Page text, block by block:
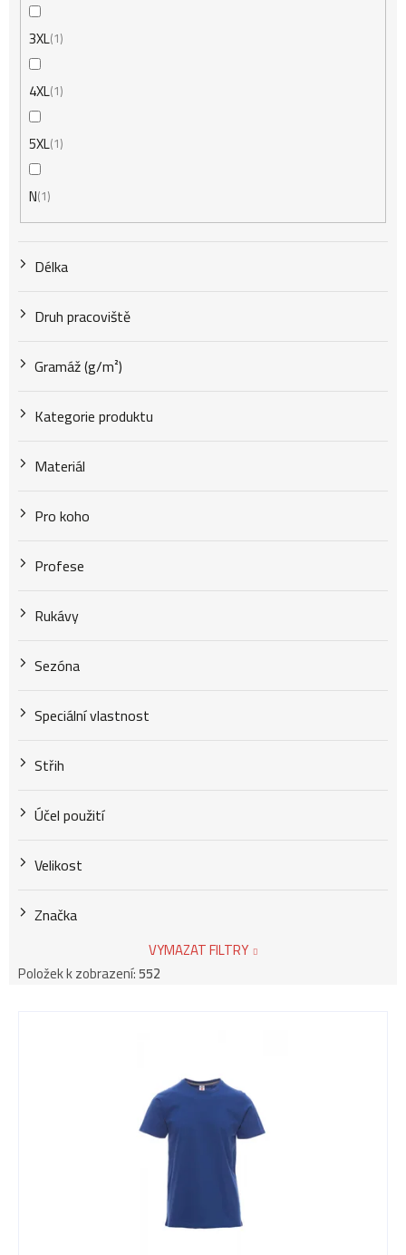
3XL 1
4XL 1
5XL 1
N 1
Délka
Druh pracoviště
Gramáž (g/m²)
Kategorie produktu
Materiál
Pro koho
Profese
Rukávy
Sezóna
Speciální vlastnost
Střih
Účel použití
Velikost
Značka
VYMAZAT FILTRY
Položek k zobrazení:552